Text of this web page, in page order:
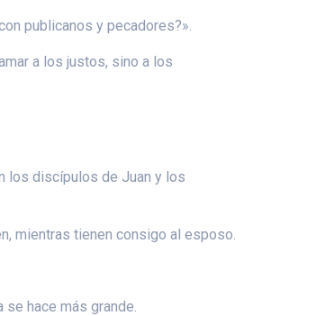
publicanos y pecadores?».
a los justos, sino a los
los discípulos de Juan y los
mientras tienen consigo al esposo.
hace más grande.